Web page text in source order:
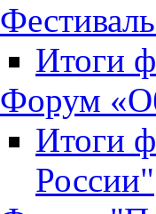
Итоги
Форум
Итоги
России"